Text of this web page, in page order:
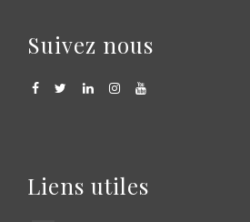
Suivez nous
Liens utiles